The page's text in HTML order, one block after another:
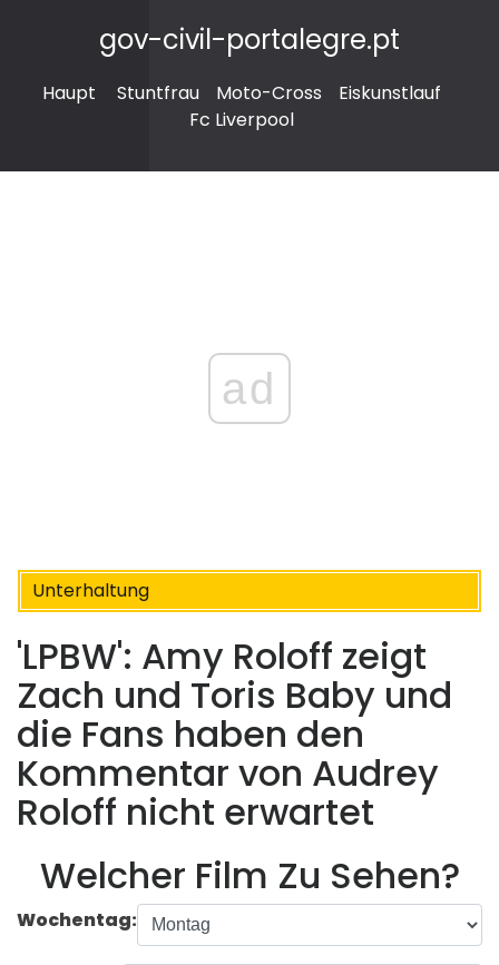
gov-civil-portalegre.pt
Haupt Stuntfrau Moto-Cross
Eiskunstlauf
Fc Liverpool
ad
Unterhaltung
'LPBW': Amy Roloff zeigt
Zach und Toris Baby und
die Fans haben den
Kommentar von Audrey
Roloff nicht erwartet
Welcher Film Zu Sehen?
Wochentag: